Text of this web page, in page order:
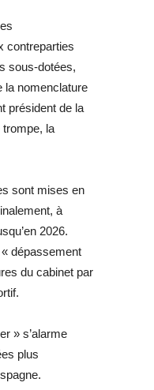
contreparties
sous-dotées,
la nomenclature
président de la
la
sont mises en
à
2026.
dépassement
du cabinet par
» s’alarme
plus